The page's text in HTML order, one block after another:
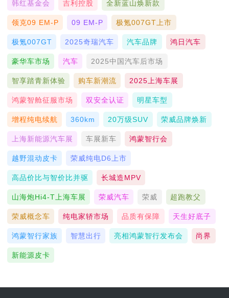
韩红基金会 吉利控股 全新蓝山焕新款
领克09 EM-P 09 EM-P 极氪007GT上市
极氪007GT 2025奇瑞汽车 汽车品牌 鸿日汽车
豪华车市场 汽车 2025中国汽车后市场
智享踏青新体验 购车新潮流 2025上海车展
鸿蒙智舱征服市场 双安全认证 明星车型
增程纯电续航 360km 20万级SUV 荣威品牌焕新
上海新能源汽车展 车展新车 鸿蒙智行会
越野混动皮卡 荣威纯电D6上市
高品价比与智价比并驱 长城造MPV
山海炮Hi4-T上海车展 荣威汽车 荣威 超跑教父
荣威概念车 纯电家轿市场 品质有保障 天生好底子
鸿蒙智行家族 智慧出行 亮相鸿蒙智行发布会 尚界
新能源皮卡